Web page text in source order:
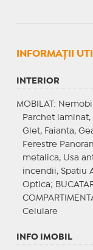
INFORMAŢII
INTERIOR
MOBILAT :
Parchet laminat,
Glet, Faianta,
Ferestre
metalica, Usa
incendii, Spatiu
Optica;
Celulare
INFO IMOBIL